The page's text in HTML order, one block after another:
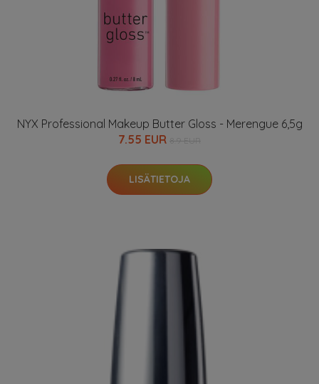
NYX Professional Makeup Butter Gloss - Merengue 6,5g
7.55 EUR
LISÄTIETOJA